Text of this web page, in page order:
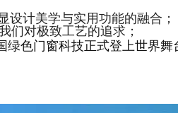
设计美学与实用功能的融合；
们对极致工艺的追求；
色门窗科技正式登上世界舞